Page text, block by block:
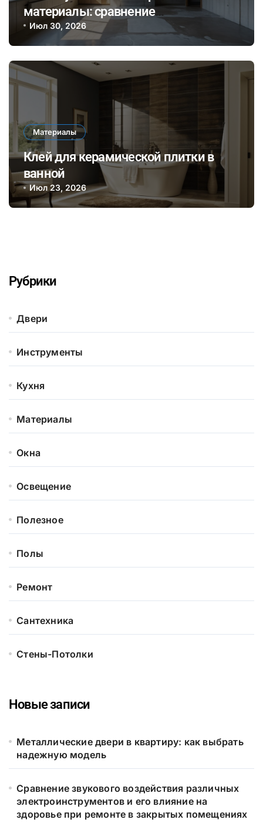
материалы: сравнение
биополимеров и традиционного
бетона по экологии и долговечности
Июл 30, 2026
Материалы
Клей для керамической плитки в
ванной
Июл 23, 2026
Рубрики
Двери
Инструменты
Кухня
Материалы
Окна
Освещение
Полезное
Полы
Ремонт
Сантехника
Стены-Потолки
Новые записи
Металлические двери в квартиру: как выбрать
надежную модель
Сравнение звукового воздействия различных
электроинструментов и его влияние на
здоровье при ремонте в закрытых помещениях